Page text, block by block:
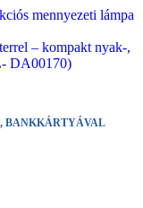
mennyezeti lámpa
– kompakt nyak-,
DA00170)
BANKKÁRTYÁVAL